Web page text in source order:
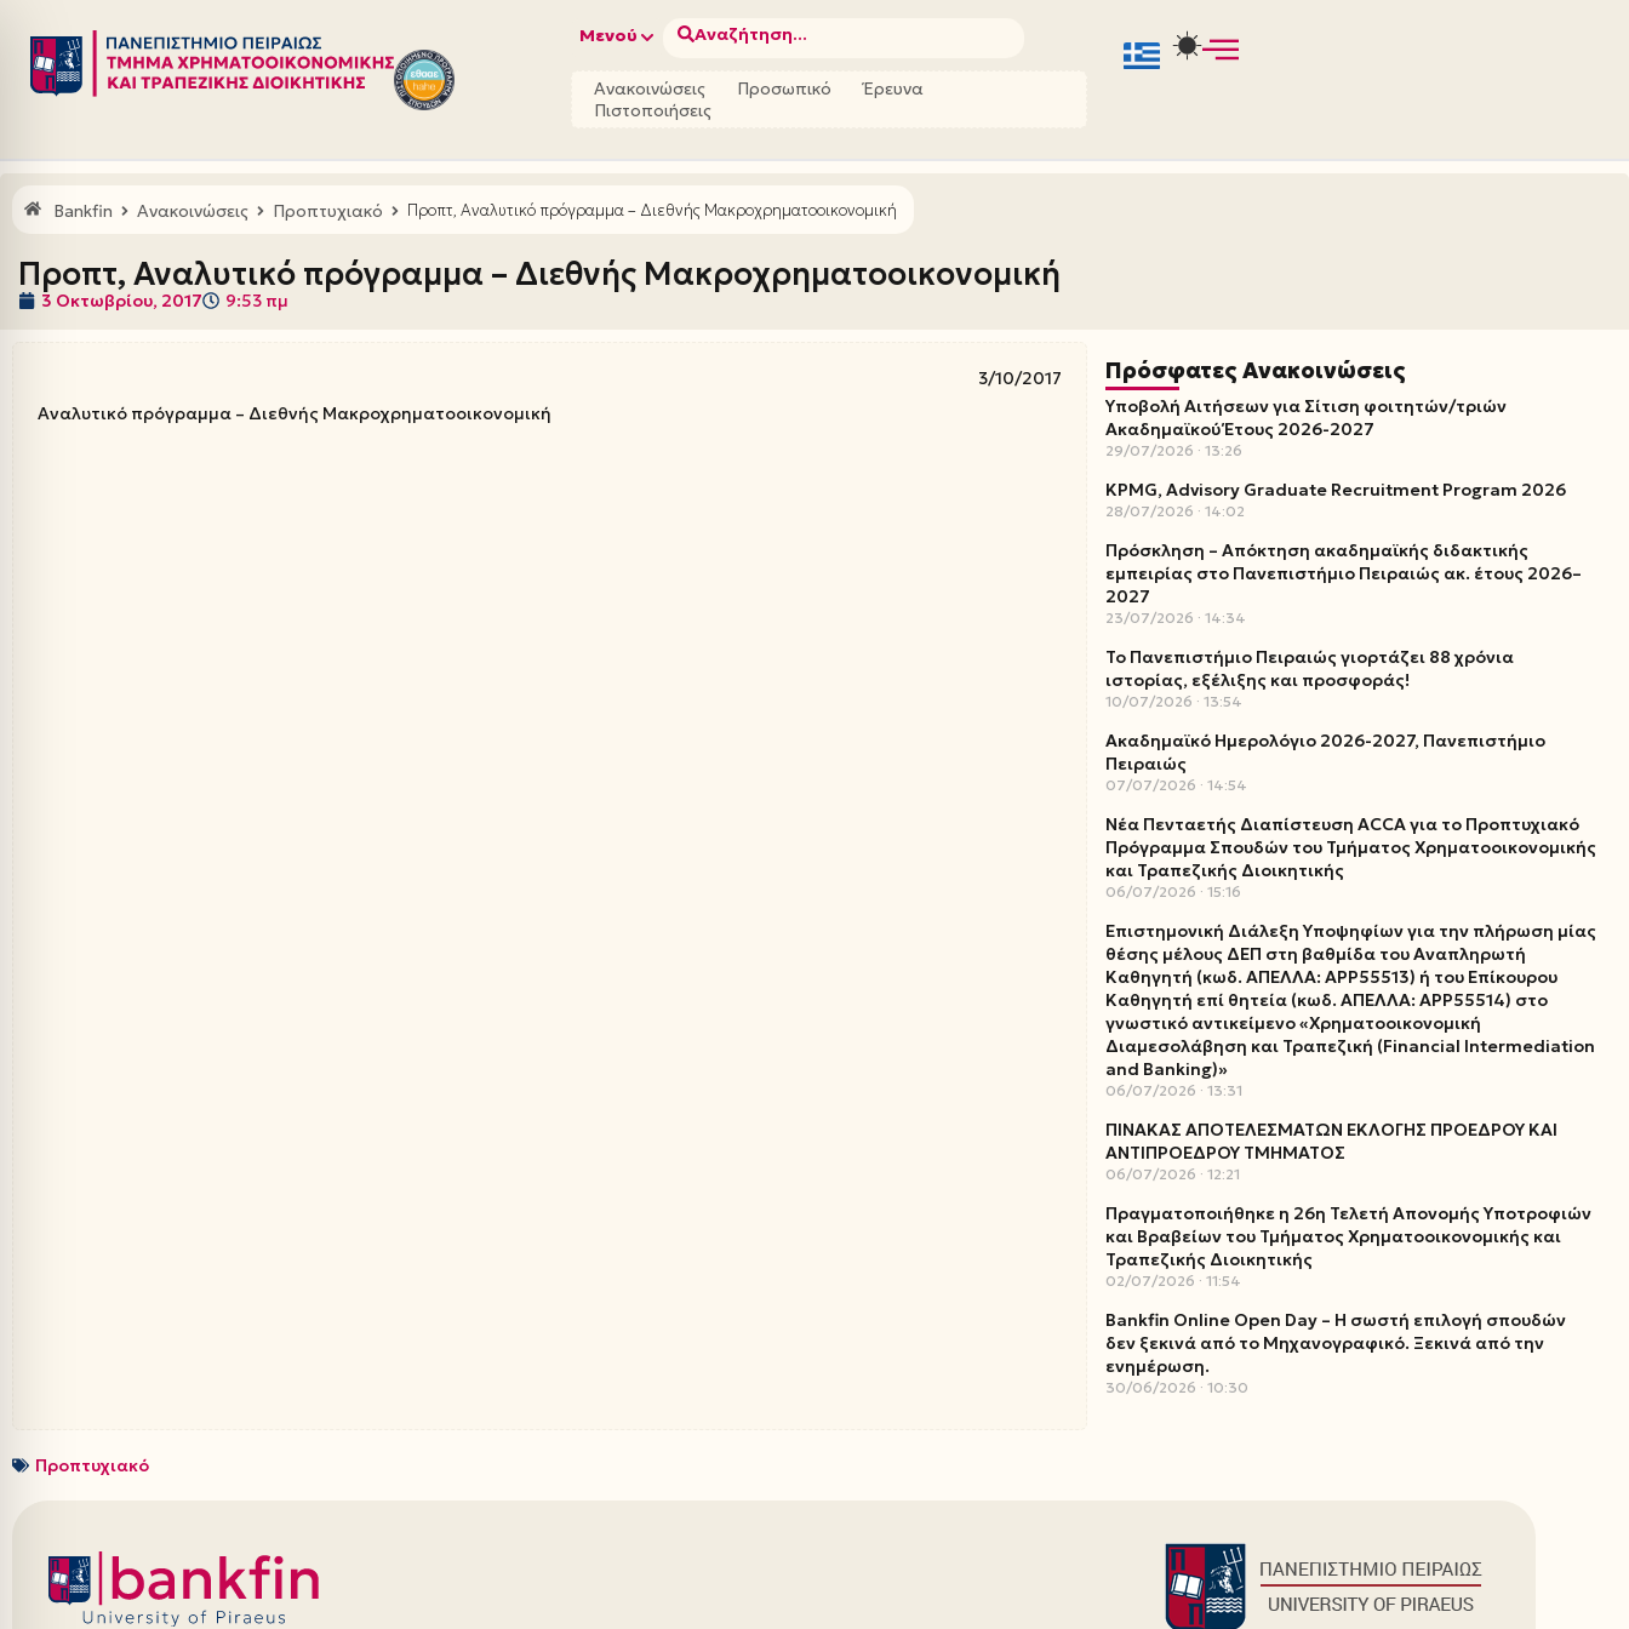
Μεταπηδήστε
στο
Μενού Αναζήτηση...
Ανακοινώσεις Προσωπικό
Έρευνα
Πιστοποιήσεις
Bankfin Ανακοινώσεις Προπτυχιακό Προπτ, Αναλυτικό πρόγραμμα – Διεθνής Μακροχρηματοοικονομική
Προπτ, Αναλυτικό πρόγραμμα – Διεθνής Μακροχρηματοοικονομική
3 Οκτωβρίου, 2017 9:53 πμ
3/10/2017
Αναλυτικό πρόγραμμα – Διεθνής Μακροχρηματοοικονομική
Πρόσφατες Ανακοινώσεις
Υποβολή Αιτήσεων για Σίτιση φοιτητών/τριών
Ακαδημαϊκού Έτους 2026-2027
29/07/2026 13:26
KPMG, Advisory Graduate Recruitment Program 2026
28/07/2026 14:02
Πρόσκληση – Απόκτηση ακαδημαϊκής διδακτικής
εμπειρίας στο Πανεπιστήμιο Πειραιώς ακ. έτους 2026–
2027
23/07/2026 14:34
Το Πανεπιστήμιο Πειραιώς γιορτάζει 88 χρόνια
ιστορίας, εξέλιξης και προσφοράς!
10/07/2026 13:54
Ακαδημαϊκό Ημερολόγιο 2026-2027, Πανεπιστήμιο
Πειραιώς
07/07/2026 14:54
Νέα Πενταετής Διαπίστευση ACCA για το Προπτυχιακό
Πρόγραμμα Σπουδών του Τμήματος Χρηματοοικονομικής
και Τραπεζικής Διοικητικής
06/07/2026 15:16
Επιστημονική Διάλεξη Υποψηφίων για την πλήρωση μίας
θέσης μέλους ΔΕΠ στη βαθμίδα του Αναπληρωτή
Καθηγητή (κωδ. ΑΠΕΛΛΑ: ΑΡΡ55513) ή του Επίκουρου
Καθηγητή επί θητεία (κωδ. ΑΠΕΛΛΑ: ΑΡΡ55514) στο
γνωστικό αντικείμενο «Χρηματοοικονομική
Διαμεσολάβηση και Τραπεζική (Financial Intermediation
and Banking)»
06/07/2026 13:31
ΠΙΝΑΚΑΣ ΑΠΟΤΕΛΕΣΜΑΤΩΝ ΕΚΛΟΓΗΣ ΠΡΟΕΔΡΟΥ ΚΑΙ
ΑΝΤΙΠΡΟΕΔΡΟΥ ΤΜΗΜΑΤΟΣ
06/07/2026 12:21
Πραγματοποιήθηκε η 26η Τελετή Απονομής Υποτροφιών
και Βραβείων του Τμήματος Χρηματοοικονομικής και
Τραπεζικής Διοικητικής
02/07/2026 11:54
Bankfin Online Open Day – Η σωστή επιλογή σπουδών
δεν ξεκινά από το Μηχανογραφικό. Ξεκινά από την
ενημέρωση.
30/06/2026 10:30
Προπτυχιακό